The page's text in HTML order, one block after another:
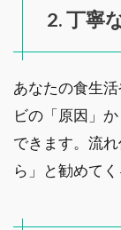
2. 丁寧
あなたの食生
ビの「原因」
できます。流
ら」と勧めて